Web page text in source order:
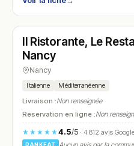
N° 26
Il Ristorante, Le
Nancy
Nancy
Italienne Méditerranéenne
Livraison :Non renseignée
Réservation en ligne :Non
★★★★★4.5/5· 4 812 avis Google
RANKEAT